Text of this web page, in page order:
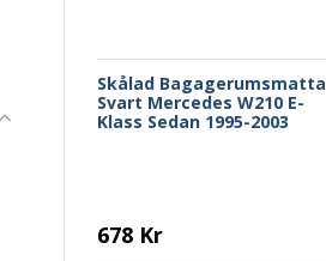
Skålad Bagagerumsmatta
Svart Mercedes W210 E-
Klass Sedan 1995-2003
678 Kr